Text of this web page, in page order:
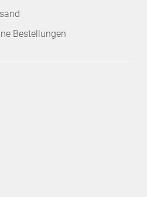
Bestellungen